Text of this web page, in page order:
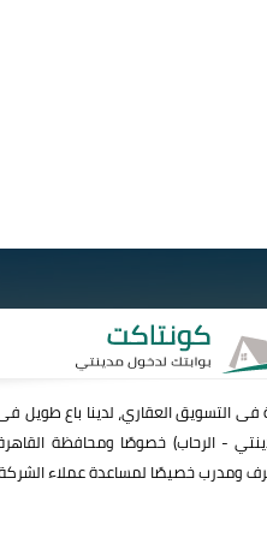
فى التسويق العقاري، لدينا باع طويل
-الرحاب) خصوصًا ومحافظة
ومدرب خصيصًا لمساعدة عملاء